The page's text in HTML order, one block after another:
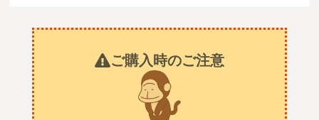
ご購入時のご注意